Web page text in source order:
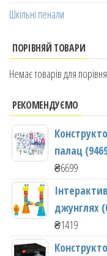
Шкільні пенали
ПОРІВНЯЙ ТОВАРИ
Немає товарів для
РЕКОМЕНДУЄМО
палац
₴6699
джунглях
₴1419